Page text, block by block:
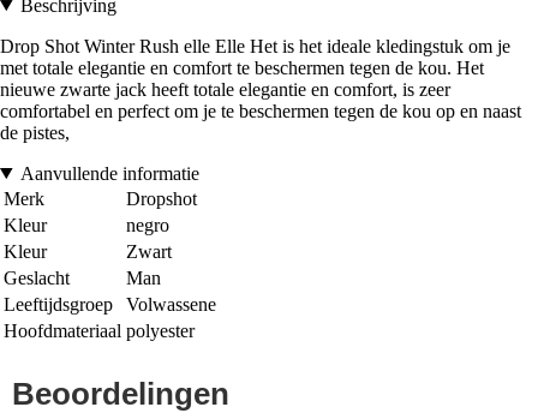
Beschrijving
Drop Shot Winter Rush elle Elle Het is het ideale kledingstuk om je
met totale elegantie en comfort te beschermen tegen de kou. Het
nieuwe zwarte jack heeft totale elegantie en comfort, is zeer
comfortabel en perfect om je te beschermen tegen de kou op en naast
de pistes,
Aanvullende informatie
Merk
Dropshot
Kleur
negro
Kleur
Zwart
Geslacht
Man
Leeftijdsgroep
Volwassene
Hoofdmateriaal polyester